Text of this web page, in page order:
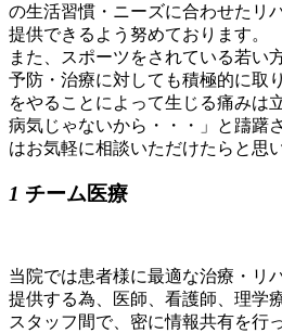
の生活習慣・ニーズに合わせたリ
提供できるよう努めております。
また、スポーツをされている若い
予防・治療に対しても積極的に取
をやることによって生じる痛みは
病気じゃないから・・・」と躊躇
はお気軽に相談いただけたらと思
1 チーム医療
当院では患者様に最適な治療・リ
提供する為、医師、看護師、理学
スタッフ間で、密に情報共有を⾏